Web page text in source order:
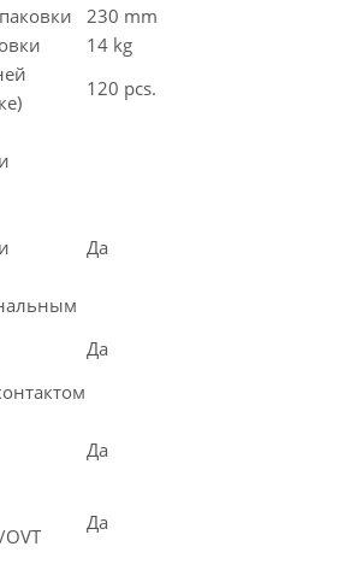
230 mm
14 kg
120 pcs.
Да
Да
Да
Да